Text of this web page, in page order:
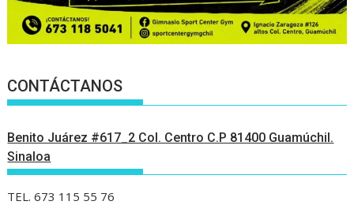
CONTÁCTANOS
Benito Juárez #617_2 Col. Centro C.P 81400 Guamúchil.
Sinaloa
TEL. 673 115 55 76